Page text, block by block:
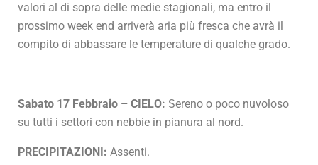
valori al di sopra delle medie stagionali, ma entro il
prossimo week end arriverà aria più fresca che avrà il
compito di abbassare le temperature di qualche grado.
Sabato 17 Febbraio – CIELO: Sereno o poco nuvoloso
su tutti i settori con nebbie in pianura al nord.
PRECIPITAZIONI: Assenti.